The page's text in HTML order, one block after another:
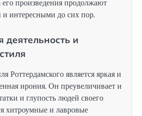
его произведения продолжают
интересными до сих пор.
деятельность и
Роттердамского является яркая и
ирония. Он преувеличивает и
и глупость людей своего
хитроумные и лавровые